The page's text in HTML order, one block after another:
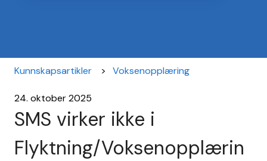
Kunnskapsartikler Voksenopplæring
24. oktober 2025
SMS virker ikke i
Flyktning/Voksenopplærin